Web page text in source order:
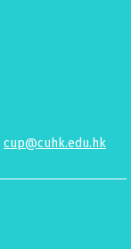
cup@cuhk.edu.hk